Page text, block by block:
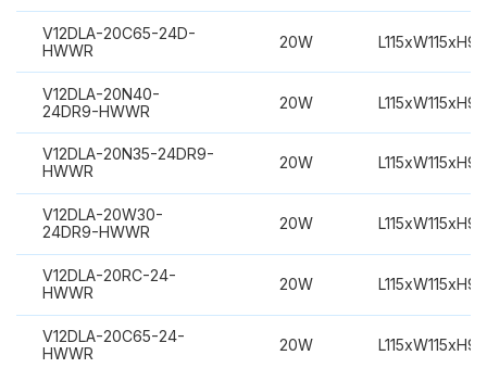
V12DLA-20C65-24D-
HWWR
20W
V12DLA-20N40-
24DR9-HWWR
20W
V12DLA-20N35-24DR9-
HWWR
20W
V12DLA-20W30-
24DR9-HWWR
20W
V12DLA-20RC-24-
HWWR
20W
V12DLA-20C65-24-
HWWR
20W